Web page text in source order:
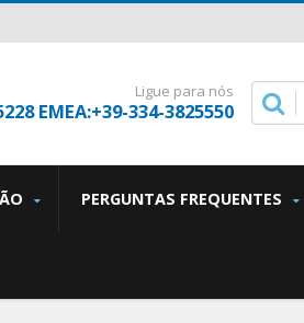
Ligue para nós
EMEA:+39-334-3825550
PERGUNTAS FREQUENTES